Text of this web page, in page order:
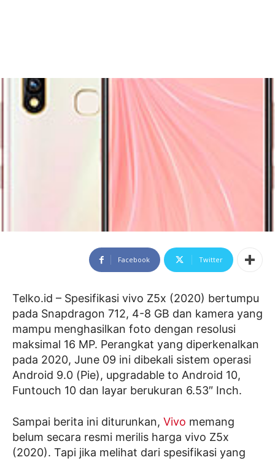
Facebook Twitter
Telko.id – Spesifikasi vivo Z5x (2020) bertumpu
pada Snapdragon 712, 4-8 GB dan kamera yang
mampu menghasilkan foto dengan resolusi
maksimal 16 MP. Perangkat yang diperkenalkan
pada 2020, June 09 ini dibekali sistem operasi
Android 9.0 (Pie), upgradable to Android 10,
Funtouch 10 dan layar berukuran 6.53″ Inch.
Sampai berita ini diturunkan, Vivo memang
belum secara resmi merilis harga vivo Z5x
(2020). Tapi jika melihat dari spesifikasi yang